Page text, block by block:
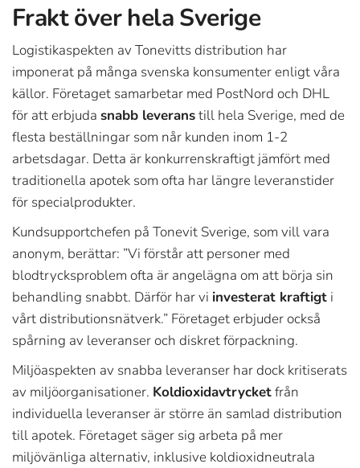
Frakt över hela Sverige
Logistikaspekten av Tonevitts distribution har
imponerat på många svenska konsumenter enligt våra
källor. Företaget samarbetar med PostNord och DHL
för att erbjuda snabb leveranstill hela Sverige, med de
flesta beställningar som når kunden inom 1-2
arbetsdagar. Detta är konkurrenskraftigt jämfört med
traditionella apotek som ofta har längre leveranstider
för specialprodukter.
Kundsupportchefen på Tonevit Sverige, som vill vara
anonym, berättar: ”Vi förstår att personer med
blodtrycksproblem ofta är angelägna om att börja sin
behandling snabbt. Därför har vi investerat kraftigt i
vårt distributionsnätverk.” Företaget erbjuder också
spårning av leveranser och diskret förpackning.
Miljöaspekten av snabba leveranser har dock kritiserats
av miljöorganisationer. Koldioxidavtrycketfrån
individuella leveranser är större än samlad distribution
till apotek. Företaget säger sig arbeta på mer
miljövänliga alternativ, inklusive koldioxidneutrala